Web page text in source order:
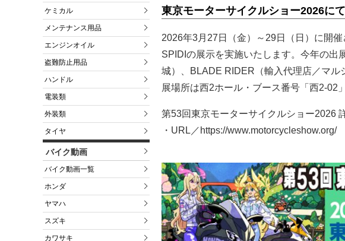
ケミカル
メンテナンス用品
エンジンオイル
盗難防止用品
ハンドル
電装類
外装類
タイヤ
バイク動画
バイク動画一覧
ホンダ
ヤマハ
スズキ
カワサキ
東京モーターサイクルショー2026に
2026年3月27日（金）～29日（日）に開
SPIDIの展示を実施いたします。今年の出
城）、BLADE RIDER（輸入代理店／マル
展場所は西2ホール・ブース番号「西2-02
第53回東京モーターサイクルショー2026
・URL／https://www.motorcycleshow.org/